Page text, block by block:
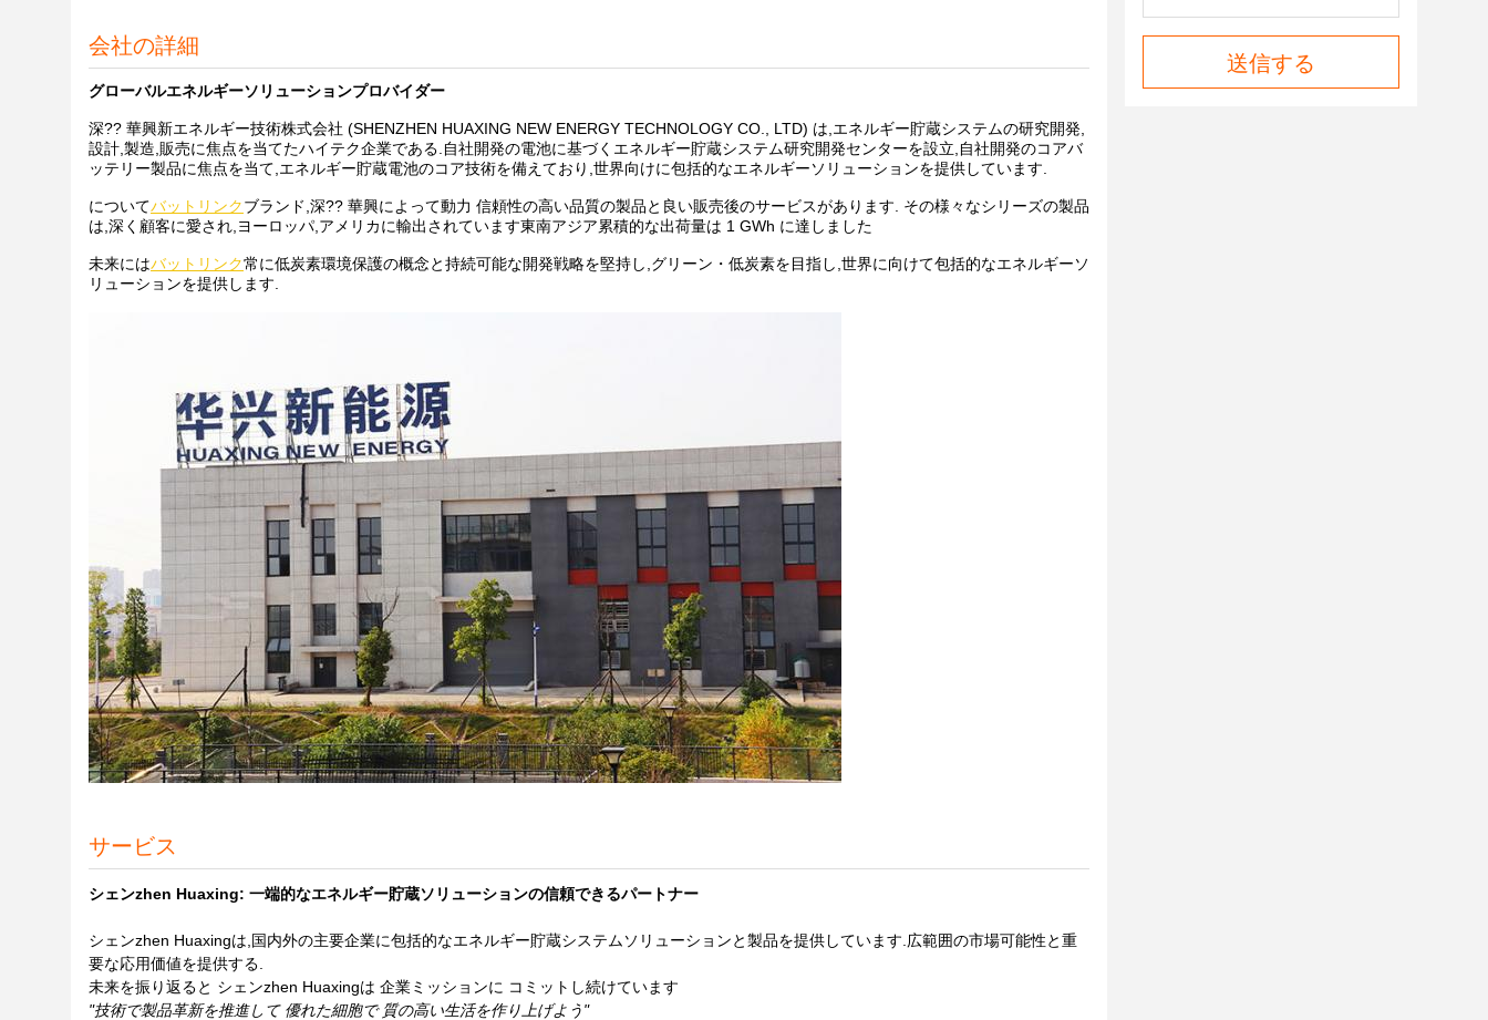
会社の詳細
グローバルエネルギーソリューションプロバイダー
深?? 華興新エネルギー技術株式会社 (SHENZHEN HUAXING NEW ENERGY TECHNOLOGY CO., LTD) は,エネルギー貯蔵システムの研究開発,
設計,製造,販売に焦点を当てたハイテク企業である.自社開発の電池に基づくエネルギー貯蔵システム研究開発センターを設立,自社開発のコアバ
ッテリー製品に焦点を当て,エネルギー貯蔵電池のコア技術を備えており,世界向けに包括的なエネルギーソリューションを提供しています.
についてバットリンクブランド,深?? 華興によって動力 信頼性の高い品質の製品と良い販売後のサービスがあります. その様々なシリーズの製品
は,深く顧客に愛され,ヨーロッパ,アメリカに輸出されています東南アジア累積的な出荷量は 1 GWh に達しました
未来にはバットリンク常に低炭素環境保護の概念と持続可能な開発戦略を堅持し,グリーン・低炭素を目指し,世界に向けて包括的なエネルギーソ
リューションを提供します.
サービス
シェンzhen Huaxing: 一端的なエネルギー貯蔵ソリューションの信頼できるパートナー
シェンzhen Huaxingは,国内外の主要企業に包括的なエネルギー貯蔵システムソリューションと製品を提供しています.広範囲の市場可能性と重
要な応用価値を提供する.
未来を振り返ると シェンzhen Huaxingは 企業ミッションに コミットし続けています
"技術で製品革新を推進して 優れた細胞で 質の高い生活を作り上げよう"
送信する